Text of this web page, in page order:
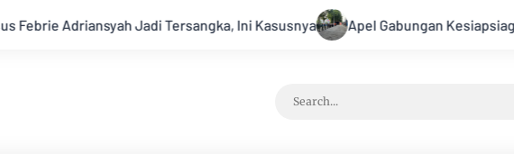
Jadi Tersangka, Ini Kasusnya Apel Gabungan Kesiapsiagaan Untuk